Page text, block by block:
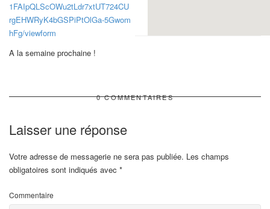
1FAIpQLScOWu2tLdr7xtUT724CU
rgEHWRyK4bGSPiPtOlGa-5Gwom
hFg/viewform
A la semaine prochaine !
0 COMMENTAIRES
Laisser une réponse
Votre adresse de messagerie ne sera pas publiée. Les champs
obligatoires sont indiqués avec *
Commentaire